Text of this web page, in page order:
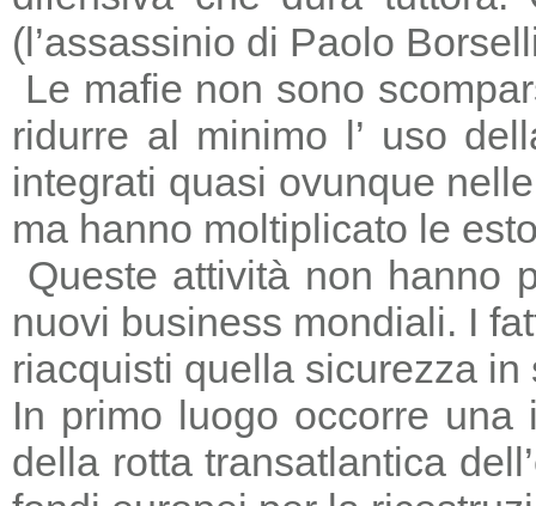
(l’assassinio di Paolo
Le mafie non sono
ridurre al minimo l’ uso
integrati quasi ovunque
ma hanno moltiplicato le
Queste attività non hanno
nuovi business mondiali. I
riacquisti quella sicurezza
In primo luogo occorre
della rotta transatlantica